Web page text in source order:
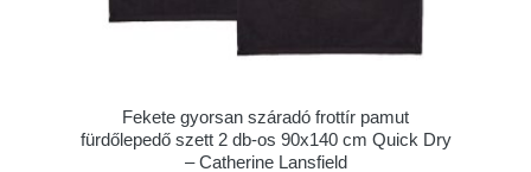
Fekete gyorsan száradó frottír pamut
fürdőlepedő szett 2 db-os 90x140 cm Quick Dry
– Catherine Lansfield